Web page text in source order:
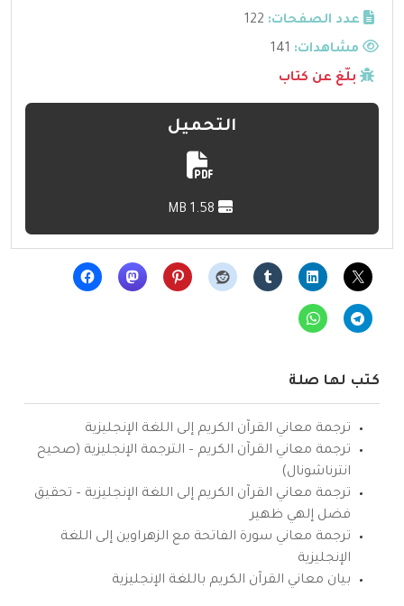
عدد الصفحات: 122
مشاهدات:
بلّغ عن كتاب
التحميل
كتب لها صلة
ترجمة معاني القرآن الكريم إلى اللغة الإنجليزية
ترجمة معاني القرآن الكريم – الترجمة الإنجليزية (صحيح
انترناشونال)
ترجمة معاني القرآن الكريم إلى اللغة الإنجليزية – تحقيق
فضل إلهي ظهير
ترجمة معاني سورة الفاتحة مع الزهراوين إلى اللغة
الإنجليزية
بيان معاني القرآن الكريم باللغة الإنجليزية